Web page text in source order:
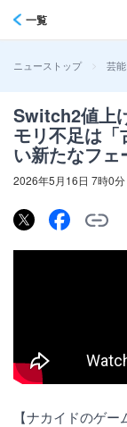
一覧
ニューストップ > 芸
Switch2値上
モリ不足は
い新たなフェ
2026年5月16日 7時0分
【ナカイドのゲ